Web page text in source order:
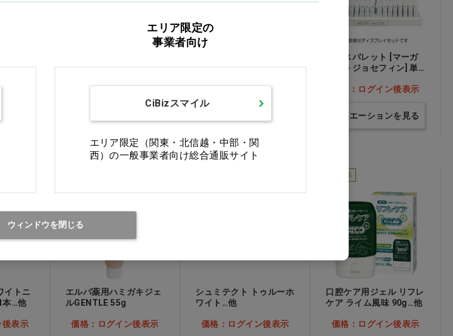
表示
Shines
価格：ログイン後表示
他
価格：ログイン後表示
ブレスパレット [マーガ
レットジョセフィン] 単
価格：ログイン後表示
バリエーションを見る
イトニ
本…他
後表示
エルバ薬用ハミガキジェ
ルGENTLE 55g
価格：ログイン後表示
シュミテクト トゥルーホ
ワイト…他
価格：ログイン後表示
医薬部外品
口腔ケア用ジェル リフレ
ケア ライム風味 90g…他
価格：ログイン後表示
エリア限定の
事業者向け
CiBizスマイル
エリア限定（関東・北信越・中部・関
西）の一般事業者向け総合通販サイト
ウィンドウを閉じる